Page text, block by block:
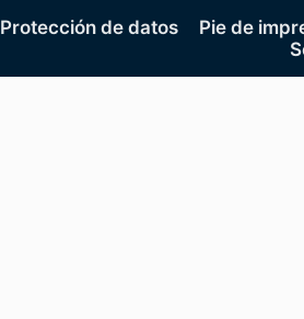
Protección de datos Pie de